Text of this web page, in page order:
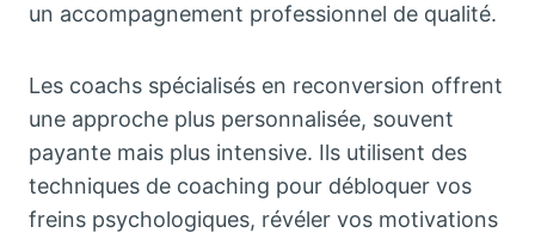
un accompagnement professionnel de qualité.
Les coachs spécialisés en reconversion offrent
une approche plus personnalisée, souvent
payante mais plus intensive. Ils utilisent des
techniques de coaching pour débloquer vos
freins psychologiques, révéler vos motivations